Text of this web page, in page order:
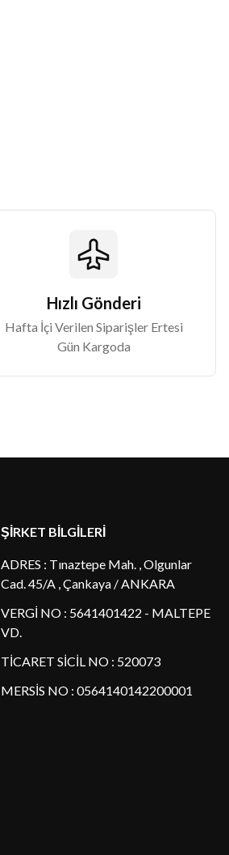
Hızlı Gönderi
Hafta İçi Verilen Siparişler Ertesi
Gün Kargoda
ŞİRKET BİLGİLERİ
ADRES : Tınaztepe Mah. , Olgunlar
Cad. 45/A , Çankaya / ANKARA
VERGİ NO : 5641401422 - MALTEPE
VD.
TİCARET SİCİL NO : 520073
MERSİS NO : 0564140142200001